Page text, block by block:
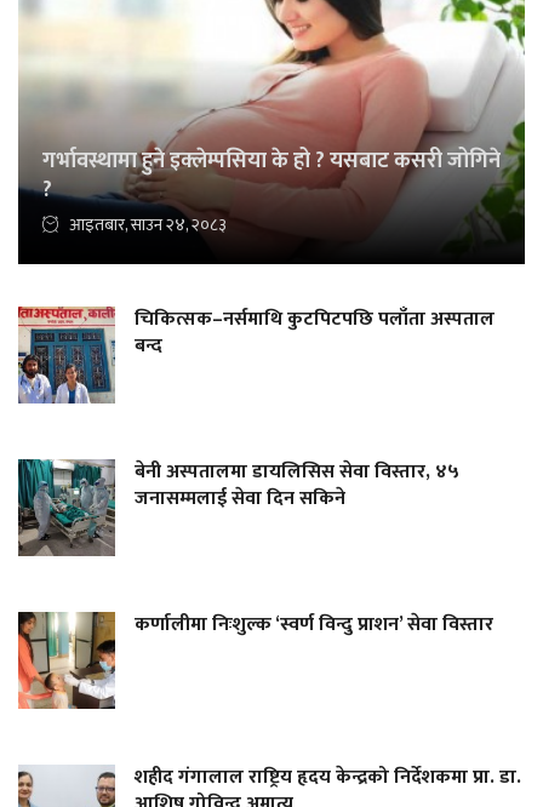
गर्भावस्थामा हुने इक्लेम्पसिया के हो ? यसबाट कसरी जोगिने
?
आइतबार, साउन २४, २०८३
चिकित्सक–नर्समाथि कुटपिटपछि पलाँता अस्पताल
बन्द
बेनी अस्पतालमा डायलिसिस सेवा विस्तार, ४५
जनासम्मलाई सेवा दिन सकिने
कर्णालीमा निःशुल्क ‘स्वर्ण विन्दु प्राशन’ सेवा विस्तार
शहीद गंगालाल राष्ट्रिय हृदय केन्द्रको निर्देशकमा प्रा. डा.